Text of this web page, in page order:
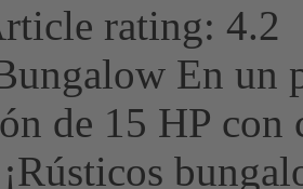
rating: 4.2
En un
de 15 HP